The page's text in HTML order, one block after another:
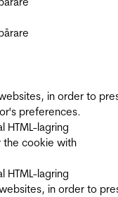
in order to
preferences.
HTML-lagring
the cookie with
HTML-lagring
in order to